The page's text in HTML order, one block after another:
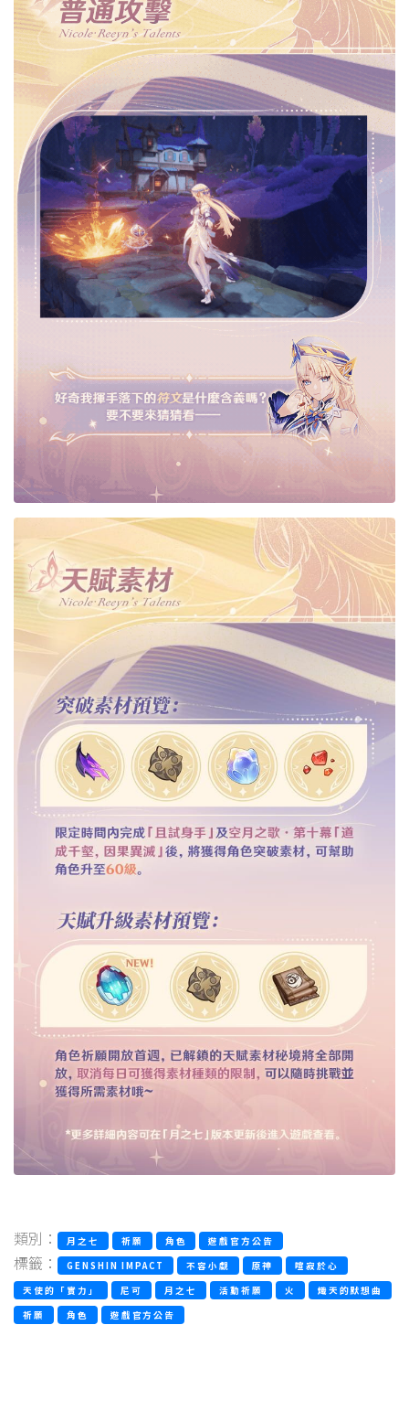
類別： 月之七 祈願 角色 遊戲官方公告
標籤： GENSHIN IMPACT 不容小覷 原神
喧寂於心
天使的「實力」
尼可 月之七 活動祈願 火
熾天的默想曲
祈願
角色 遊戲官方公告